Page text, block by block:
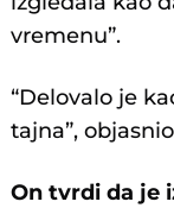
vremenu”.
“Delovalo je
tajna”,
On tvrdi da je